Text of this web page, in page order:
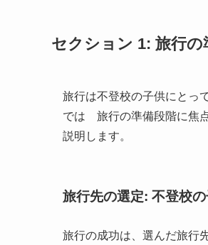
セクション 1: 旅行の
旅行は不登校の子供にとっ
では 旅行の準備段階に焦
説明します。
旅行先の選定: 不登校
旅行の成功は、選んだ旅行